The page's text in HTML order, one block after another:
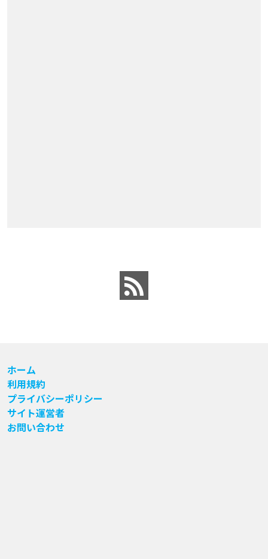
ホーム
利用規約
プライバシーポリシー
サイト運営者
お問い合わせ